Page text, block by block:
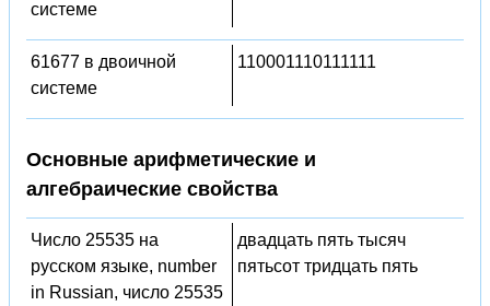
системе
61677 в двоичной
системе
110001110111111
Основные арифметические и
алгебраические свойства
Число 25535 на
русском языке, number
in Russian, число 25535
двадцать пять тысяч
пятьсот тридцать пять